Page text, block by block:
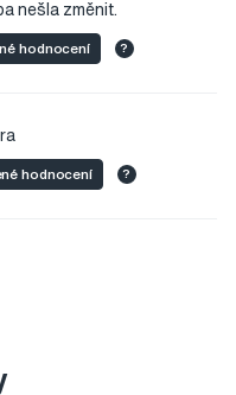
nešla změnit.
hodnocení ?
hodnocení ?